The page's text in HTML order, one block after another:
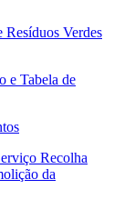
Verdes
e Tabela de
Recolha
da